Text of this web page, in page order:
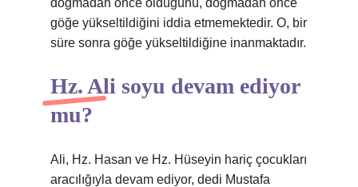
doğmadan önce öldüğünü, doğmadan önce
göğe yükseltildiğini iddia etmemektedir. O, bir
süre sonra göğe yükseltildiğine inanmaktadır.
Hz. Ali soyu devam ediyor
mu?
Ali, Hz. Hasan ve Hz. Hüseyin hariç çocukları
aracılığıyla devam ediyor, dedi Mustafa